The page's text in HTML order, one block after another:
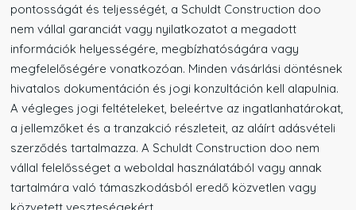
pontosságát és teljességét, a Schuldt Construction doo
nem vállal garanciát vagy nyilatkozatot a megadott
információk helyességére, megbízhatóságára vagy
megfelelőségére vonatkozóan. Minden vásárlási döntésnek
hivatalos dokumentáción és jogi konzultáción kell alapulnia.
A végleges jogi feltételeket, beleértve az ingatlanhatárokat,
a jellemzőket és a tranzakció részleteit, az aláírt adásvételi
szerződés tartalmazza. A Schuldt Construction doo nem
vállal felelősséget a weboldal használatából vagy annak
tartalmára való támaszkodásból eredő közvetlen vagy
közvetett veszteségekért.